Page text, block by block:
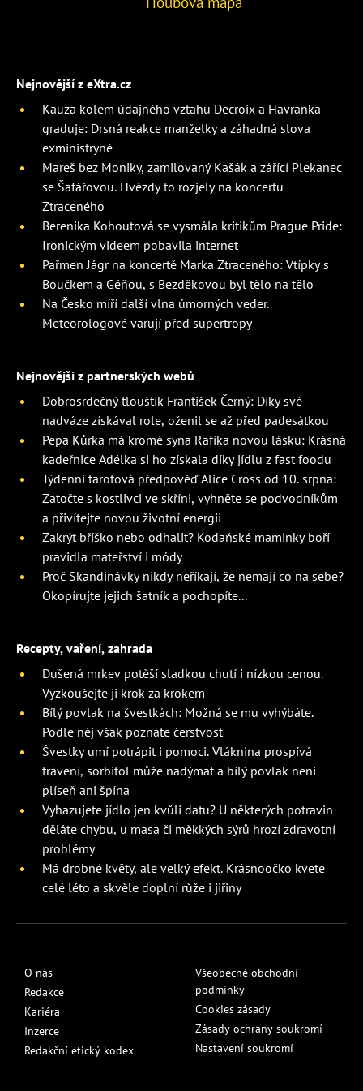
Nejnovější z eXtra.cz
Kauza kolem údajného vztahu Decroix a Havránka
graduje: Drsná reakce manželky a záhadná slova
exministryně
Mareš bez Moniky, zamilovaný Kašák a zářící Plekanec
se Šafářovou. Hvězdy to rozjely na koncertu
Ztraceného
Berenika Kohoutová se vysmála kritikům Prague Pride:
Ironickým videem pobavila internet
Pařmen Jágr na koncertě Marka Ztraceného: Vtípky s
Boučkem a Géňou, s Bezděkovou byl tělo na tělo
Na Česko míří další vlna úmorných veder.
Meteorologové varují před supertropy
Nejnovější z partnerských webů
Dobrosrdečný tlouštík František Černý: Díky své
nadváze získával role, oženil se až před padesátkou
Pepa Kůrka má kromě syna Rafíka novou lásku: Krásná
kadeřnice Adélka si ho získala díky jídlu z fast foodu
Týdenní tarotová předpověď Alice Cross od 10. srpna:
Zatočte s kostlivci ve skříni, vyhněte se podvodníkům
a přivítejte novou životní energii
Zakrýt bříško nebo odhalit? Kodaňské maminky boří
pravidla mateřství i módy
Proč Skandinávky nikdy neříkají, že nemají co na sebe?
Okopírujte jejich šatník a pochopíte...
Recepty, vaření, zahrada
Dušená mrkev potěší sladkou chutí i nízkou cenou.
Vyzkoušejte ji krok za krokem
Bílý povlak na švestkách: Možná se mu vyhýbáte.
Podle něj však poznáte čerstvost
Švestky umí potrápit i pomoci. Vláknina prospívá
trávení, sorbitol může nadýmat a bílý povlak není
plíseň ani špína
Vyhazujete jídlo jen kvůli datu? U některých potravin
děláte chybu, u masa či měkkých sýrů hrozí zdravotní
problémy
Má drobné květy, ale velký efekt. Krásnoočko kvete
celé léto a skvěle doplní růže i jiřiny
O nás
Redakce
Kariéra
Inzerce
Redakční etický kodex
Všeobecné obchodní
podmínky
Cookies zásady
Zásady ochrany soukromí
Nastavení soukromí